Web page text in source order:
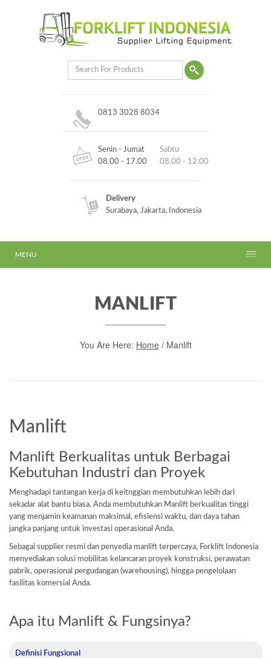
0813 3028 8034
Senin - Jumat
08.00 - 17.00
Sabtu
08.00 - 12.00
Delivery
Surabaya, Jakarta, Indonesia
MENU
MANLIFT
You Are Here: Home/ Manlift
Manlift
Manlift Berkualitas untuk Berbagai
Kebutuhan Industri dan Proyek
Menghadapi tantangan kerja di keitnggian membutuhkan lebih dari
sekadar alat bantu biasa. Anda membutuhkan Manlift berkualitas tinggi
yang menjamin keamanan maksimal, efisiensi waktu, dan daya tahan
jangka panjang untuk investasi operasional Anda.
Sebagai supplier resmi dan penyedia manlift terpercaya, Forklift Indonesia
menyediakan solusi mobilitas kelancaran proyek konstruksi, perawatan
pabrik, operasional pergudangan (warehousing), hingga pengelolaan
fasilitas komersial Anda.
Apa itu Manlift & Fungsinya?
Definisi Fungsional